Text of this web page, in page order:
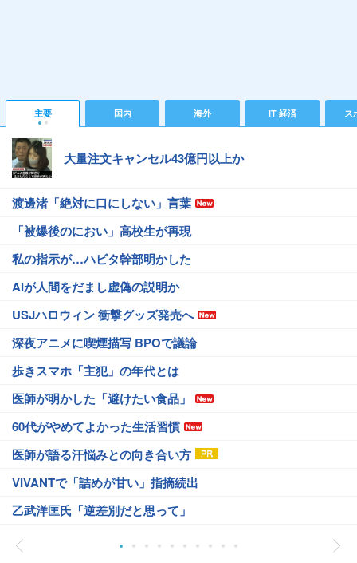
主要 国内 海外 IT 経済 ス
大量注文キャンセル43億円以上か
渡邊渚「絶対に口にしない」言葉
「被爆後のにおい」高校生が再現
私の指示が…ハビタ幹部明かした
AIが人間をだまし虚偽の説明か
USJハロウィン 衝撃グッズ発売へ
深夜アニメに喫煙描写 BPOで議論
歩きスマホ「主犯」の年代とは
医師が明かした「避けたい食品」
60代がやめてよかった生活習慣
医師が語る汗悩みとの向き合い方
VIVANTで「詰めが甘い」指摘続出
乙武洋匡氏「逆差別だと思って」